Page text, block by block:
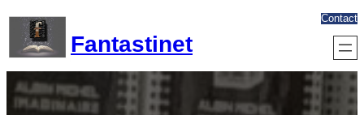
contenu
Fantastinet
Contact